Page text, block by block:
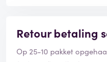
Retour betaling
Op 25-10 pakket